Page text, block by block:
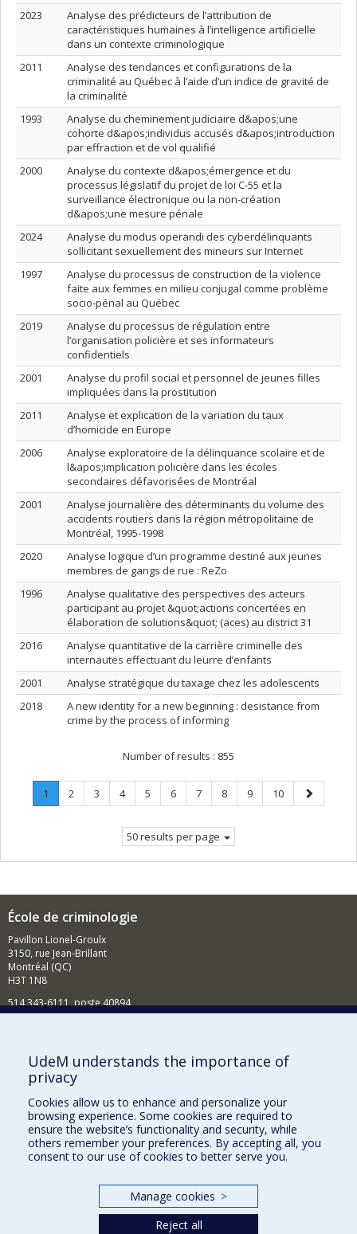
2023
Analyse des prédicteurs de l’attribution de
caractéristiques humaines à l’intelligence artificielle
dans un contexte criminologique
2011
Analyse des tendances et configurations de la
criminalité au Québec à l’aide d’un indice de gravité de
la criminalité
1993
Analyse du cheminement judiciaire d&apos;une
cohorte d&apos;individus accusés d&apos;introduction
par effraction et de vol qualifié
2000
Analyse du contexte d&apos;émergence et du
processus législatif du projet de loi C-55 et la
surveillance électronique ou la non-création
d&apos;une mesure pénale
2024
Analyse du modus operandi des cyberdélinquants
sollicitant sexuellement des mineurs sur Internet
1997
Analyse du processus de construction de la violence
faite aux femmes en milieu conjugal comme problème
socio-pénal au Québec
2019
Analyse du processus de régulation entre
l’organisation policière et ses informateurs
confidentiels
2001
Analyse du profil social et personnel de jeunes filles
impliquées dans la prostitution
2011
Analyse et explication de la variation du taux
d’homicide en Europe
2006
Analyse exploratoire de la délinquance scolaire et de
l&apos;implication policière dans les écoles
secondaires défavorisées de Montréal
2001
Analyse journalière des déterminants du volume des
accidents routiers dans la région métropolitaine de
Montréal, 1995-1998
2020
Analyse logique d’un programme destiné aux jeunes
membres de gangs de rue : ReZo
1996
Analyse qualitative des perspectives des acteurs
participant au projet &quot;actions concertées en
élaboration de solutions&quot; (aces) au district 31
2016
Analyse quantitative de la carrière criminelle des
internautes effectuant du leurre d’enfants
2001
Analyse stratégique du taxage chez les adolescents
2018
A new identity for a new beginning : desistance from
crime by the process of informing
Number of results : 855
Page
1
Current
Page
2 Page
3 Page
4 Page
5 Page
6 Page
7 Page
8 Page
9 Page
10
Next
page
50 results per page
École de criminologie
Pavillon Lionel-Groulx
3150, rue Jean-Brillant
Montréal (QC)
H3T 1N8
514 343-6111, poste 40894
Comment soutenir l'École?
BESOIN D'AIDE?
Plan du site
Signaler une erreur
Accessibilité
Nos départements et écoles
UdeM understands the importance of
privacy
Cookies allow us to enhance and personalize your
browsing experience. Some cookies are required to
ensure the website’s functionality and security, while
others remember your preferences. By accepting all, you
consent to our use of cookies to better serve you.
Manage cookies >
Reject all